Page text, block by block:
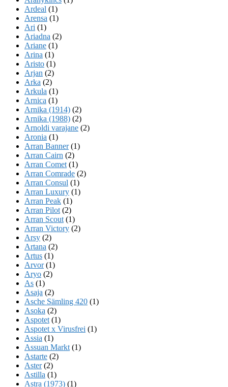
Ardeal (1)
Arensa (1)
Ari (1)
Ariadna (2)
Ariane (1)
Arina (1)
Aristo (1)
Arjan (2)
Arka (2)
Arkula (1)
Arnica (1)
Arnika (1914) (2)
Arnika (1988) (2)
Arnoldi varajane (2)
Aronia (1)
Arran Banner(1)
Arran Cairn (2)
Arran Comet (1)
Arran Comrade (2)
Arran Consul (1)
Arran Luxury (1)
Arran Peak (1)
Arran Pilot (2)
Arran Scout (1)
Arran Victory (2)
Arsy (2)
Artana (2)
Artus (1)
Arvor(1)
Aryo (2)
As (1)
Asaja (2)
Asche Sämling 420 (1)
Asoka (2)
Aspotet (1)
Aspotet x Virusfrei (1)
Assia (1)
Assuan Markt (1)
Astarte (2)
Aster(2)
Astilla (1)
Astra (1973) (1)